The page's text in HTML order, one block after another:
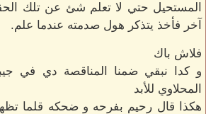
المستحيل حتي لا تعلم شئ عن تلك
آخر فأخذ يتذكر هول صدمته عندما علم.
فلاش باك
و كدا نبقي ضمنا المناقصة دي في
المحلاوي للأبد
هكذا قال رحيم بفرحه و ضحكه قلما